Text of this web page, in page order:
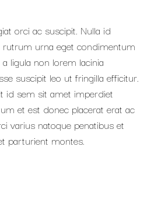
orci ac suscipit. Nulla id
urna eget condimentum
ligula non lorem lacinia
suscipit leo ut fringilla efficitur.
id sem sit amet imperdiet
et est donec placerat erat ac
varius natoque penatibus et
parturient montes.